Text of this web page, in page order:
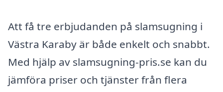
Att få tre erbjudanden på slamsugning i
Västra Karaby är både enkelt och snabbt.
Med hjälp av slamsugning-pris.se kan du
jämföra priser och tjänster från flera